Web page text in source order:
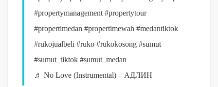
#propertymanagement #propertytour
#propertimedan #propertimewah #medantiktok
#rukojualbeli #ruko #rukokosong #sumut
#sumut_tiktok #sumut_medan
♬ No Love (Instrumental) – АДЛИН